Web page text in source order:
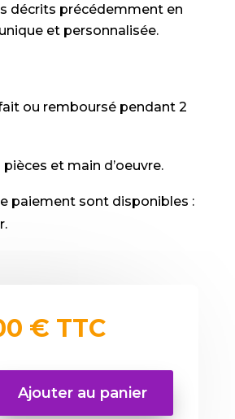
décrits précédemment en
et personnalisée.
ou remboursé pendant 2
pièces et main d’oeuvre.
paiement sont disponibles :
€ TTC
Ajouter au panier